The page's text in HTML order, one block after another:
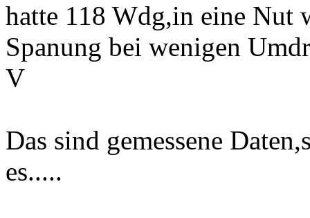
hatte 118 Wdg,in eine Nut
Spanung bei wenigen
V
Das sind gemessene
es.....